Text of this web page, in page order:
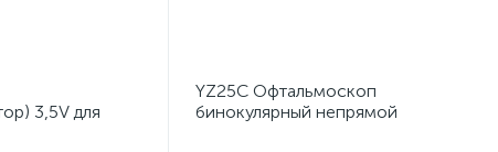
3,5V для
YZ25C Офтальмоскоп
бинокулярный непрямой